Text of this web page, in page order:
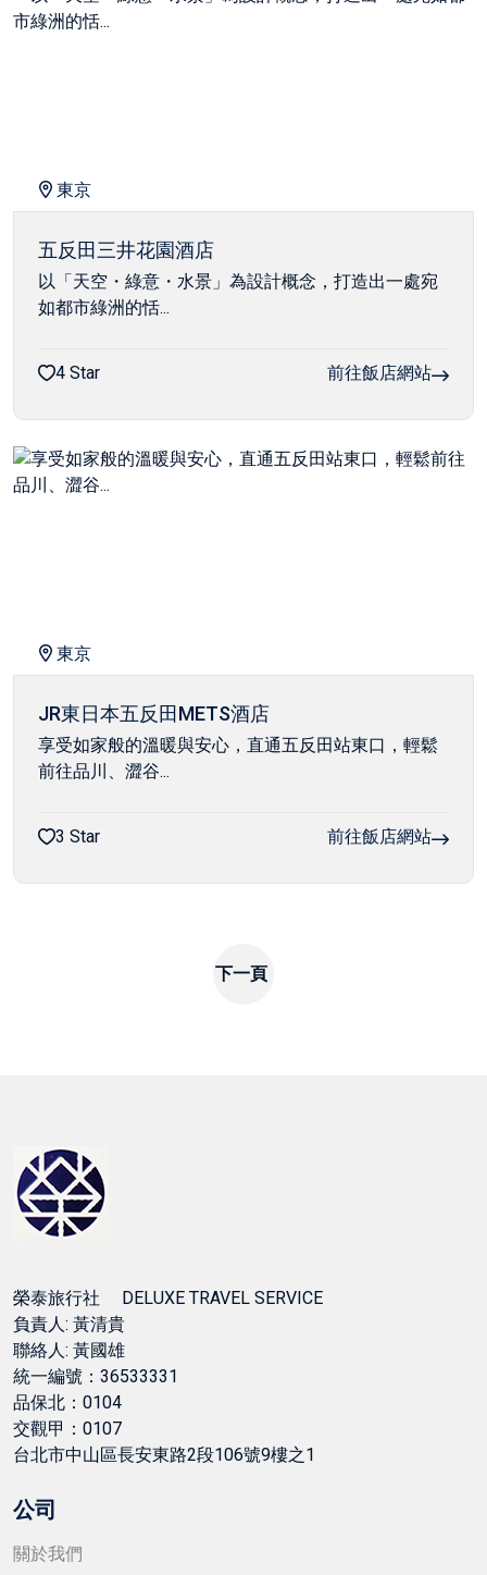
東京
五反田三井花園酒店
以「天空・綠意・水景」為設計概念，打造出一處宛
如都市綠洲的恬...
4 Star 前往飯店網站
東京
JR東日本五反田METS酒店
享受如家般的溫暖與安心，直通五反田站東口，輕鬆
前往品川、澀谷...
3 Star 前往飯店網站
下一頁
榮泰旅行社 DELUXE TRAVEL SERVICE
負責人: 黃清貴
聯絡人: 黃國雄
統一編號：36533331
品保北：0104
交觀甲：0107
台北市中山區長安東路2段106號9樓之1
公司
關於我們